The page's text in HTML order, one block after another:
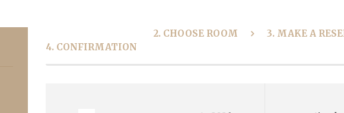
2. CHOOSE ROOM
3. MAKE A
4. CONFIRMATION